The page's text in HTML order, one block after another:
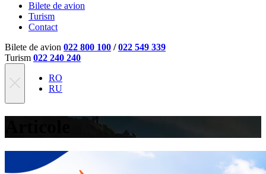
Bilete de avion
Turism
Contact
Bilete de avion 022 800 100 /022 549 339
Turism 022 240 240
RO
RU